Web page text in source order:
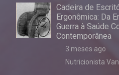
Cadeira de
Ergonômica: Da
Guerra à Saúde
Contemporânea
3 meses ago
Nutricionista